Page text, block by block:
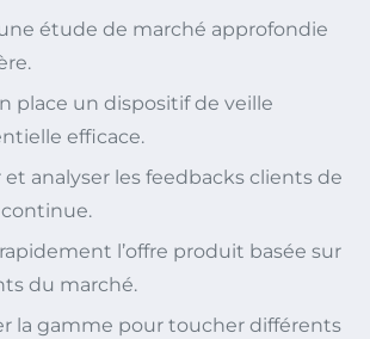
étude de marché approfondie
place un dispositif de veille
efficace.
et analyser les feedbacks clients de
l’offre produit basée sur
du marché.
la gamme pour toucher différents